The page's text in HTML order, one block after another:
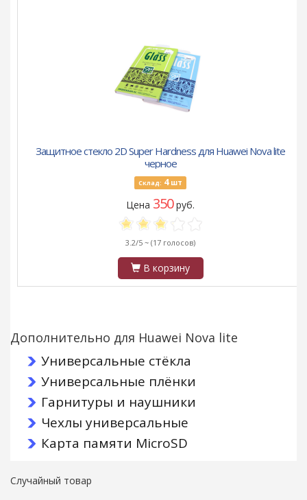
Защитное стекло 2D Super Hardness для Huawei Nova lite
черное
Склад: 4шт
Цена 350руб.
3.2/5 ~ (17 голосов)
В корзину
Дополнительно для Huawei Nova lite
Универсальные стёкла
Универсальные плёнки
Гарнитуры и наушники
Чехлы универсальные
Карта памяти MicroSD
Случайный товар